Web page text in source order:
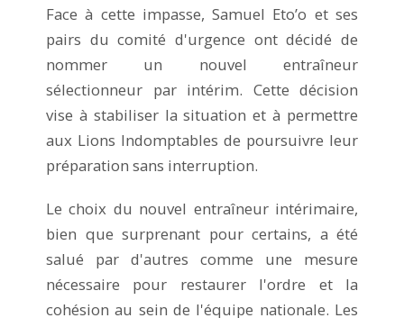
Face à cette impasse, Samuel Eto’o et ses
pairs du comité d'urgence ont décidé de
nommer un nouvel entraîneur
sélectionneur par intérim. Cette décision
vise à stabiliser la situation et à permettre
aux Lions Indomptables de poursuivre leur
préparation sans interruption.
Le choix du nouvel entraîneur intérimaire,
bien que surprenant pour certains, a été
salué par d'autres comme une mesure
nécessaire pour restaurer l'ordre et la
cohésion au sein de l'équipe nationale. Les